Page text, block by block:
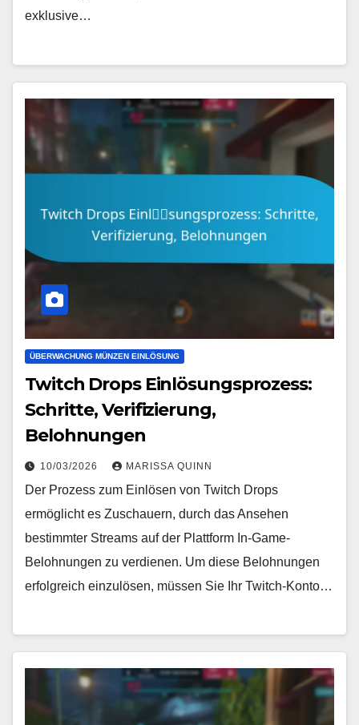
exklusive…
ÜBERWACHUNG MÜNZEN EINLÖSUNG
Twitch Drops Einlösungsprozess:
Schritte, Verifizierung,
Belohnungen
10/03/2026 MARISSA QUINN
Der Prozess zum Einlösen von Twitch Drops
ermöglicht es Zuschauern, durch das Ansehen
bestimmter Streams auf der Plattform In-Game-
Belohnungen zu verdienen. Um diese Belohnungen
erfolgreich einzulösen, müssen Sie Ihr Twitch-Konto…